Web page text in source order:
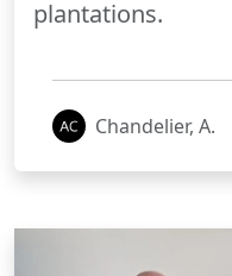
plantations.
Chandelier, A.